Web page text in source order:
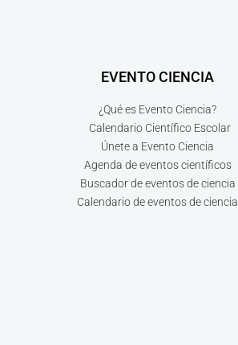
EVENTO CIENCIA
¿Qué es Evento Ciencia?
Calendario Científico Escolar
Únete a Evento Ciencia
Agenda de eventos científicos
Buscador de eventos de ciencia
Calendario de eventos de ciencia